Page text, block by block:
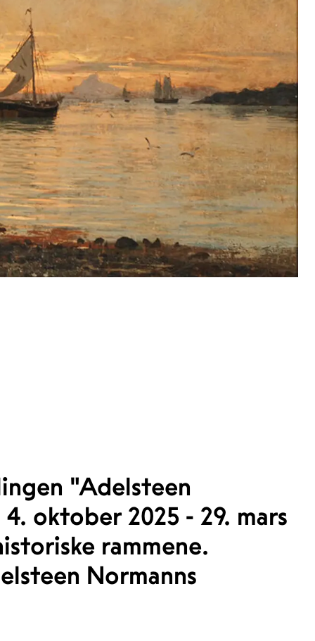
"Adelsteen
oktober 2025 - 29. mars
rammene.
Normanns